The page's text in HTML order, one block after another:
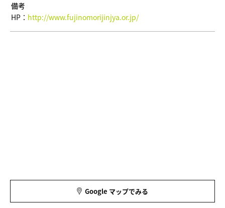
備考
HP： http://www.fujinomorijinjya.or.jp/
Google マップでみる